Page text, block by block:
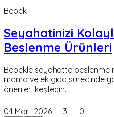
Bebek
Seyahatinizi
Beslenme Ürünleri
Bebekle seyahatte beslenme
mama ve ek gıda sürecinde
önerileri keşfedin.
04 Mart 2026 3 0